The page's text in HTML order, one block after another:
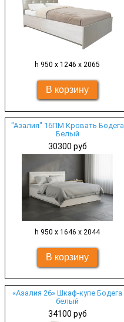
h 950 х 1246 x 2065
"Азалия" 16ПМ Кровать Бодега
Белый
30300 руб
h 950 х 1646 x 2044
«Азалия 26» Шкаф-купе Бодега
белый
34100 руб